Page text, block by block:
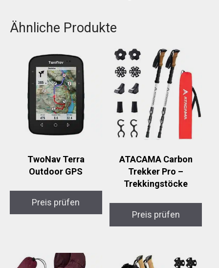
Ähnliche Produkte
TwoNav Terra
Outdoor GPS
Preis prüfen
ATACAMA Carbon
Trekker Pro –
Trekkingstöcke
Preis prüfen